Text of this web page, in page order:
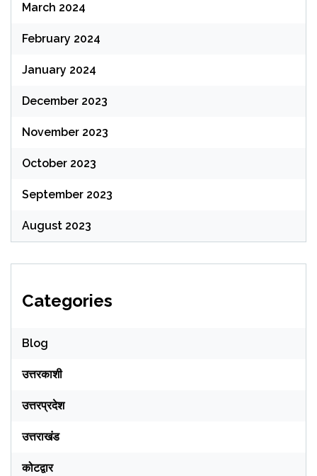
March 2024
February 2024
January 2024
December 2023
November 2023
October 2023
September 2023
August 2023
Categories
Blog
उत्तरकाशी
उत्तरप्रदेश
उत्तराखंड
कोटद्वार